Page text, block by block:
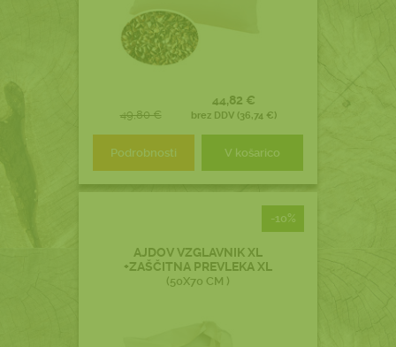
49,80 €
44,82 €
brez DDV (36,74 €)
Podrobnosti V košarico
-10%
AJDOV VZGLAVNIK XL
+ZAŠČITNA PREVLEKA XL
(50X70 CM )